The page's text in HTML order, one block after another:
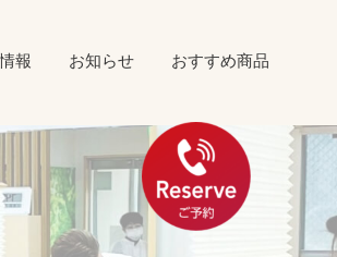
報 お知らせ おすすめ商品